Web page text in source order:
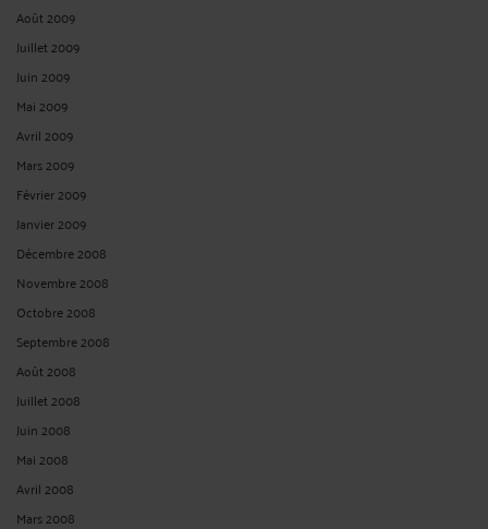
Août 2009
Juillet 2009
Juin 2009
Mai 2009
Avril 2009
Mars 2009
Février 2009
Janvier 2009
Décembre 2008
Novembre 2008
Octobre 2008
Septembre 2008
Août 2008
Juillet 2008
Juin 2008
Mai 2008
Avril 2008
Mars 2008